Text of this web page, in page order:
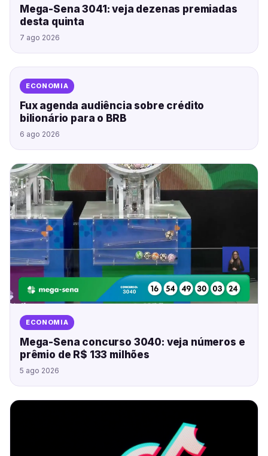
Mega-Sena 3041: veja dezenas premiadas
desta quinta
7 ago 2026
ECONOMIA
Fux agenda audiência sobre crédito
bilionário para o BRB
6 ago 2026
ECONOMIA
Mega-Sena concurso 3040: veja números e
prêmio de R$ 133 milhões
5 ago 2026